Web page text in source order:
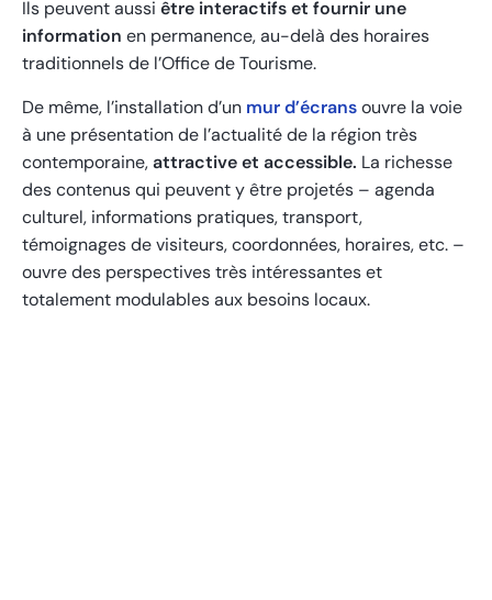
Ils peuvent aussi être interactifs et fournir une
information en permanence, au-delà des horaires
traditionnels de l’Office de Tourisme.
De même, l’installation d’un mur d’écransouvre la voie
à une présentation de l’actualité de la région très
contemporaine,attractive et accessible. La richesse
des contenus qui peuvent y être projetés – agenda
culturel, informations pratiques, transport,
témoignages de visiteurs, coordonnées, horaires, etc. –
ouvre des perspectives très intéressantes et
totalement modulables aux besoins locaux.